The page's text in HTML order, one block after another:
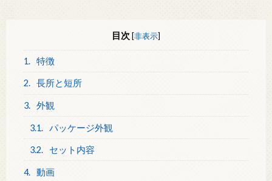
目次 [非表示]
1. 特徴
2. 長所と短所
3. 外観
3.1. パッケージ外観
3.2. セット内容
4. 動画